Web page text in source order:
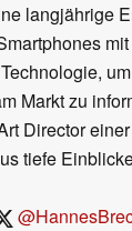
langjährige
Markt zu
Director
tiefe